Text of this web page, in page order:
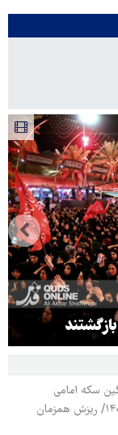
قیمت محصولات ایران خودرو چهارشنبه ۱۴ مرداد ۱۴۰۵/ ریزش همزمان